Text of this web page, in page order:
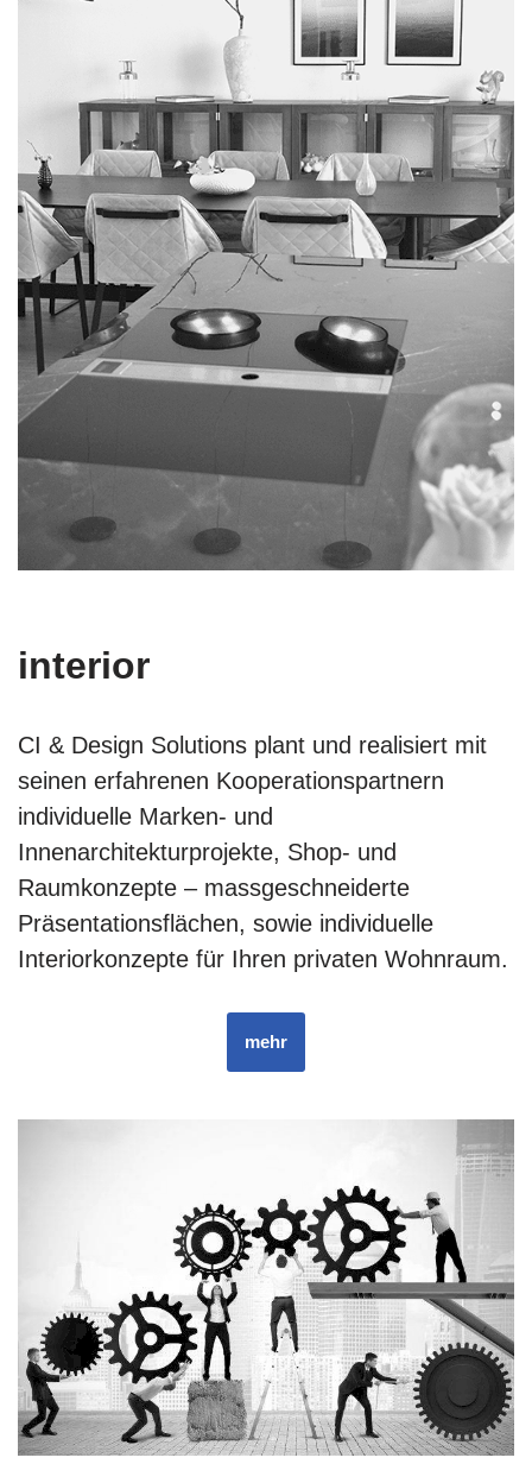
interior
CI & Design Solutions plant und realisiert mit
seinen erfahrenen Kooperationspartnern
individuelle Marken- und
Innenarchitekturprojekte, Shop- und
Raumkonzepte – massgeschneiderte
Präsentationsflächen, sowie individuelle
Interiorkonzepte für Ihren privaten Wohnraum.
mehr